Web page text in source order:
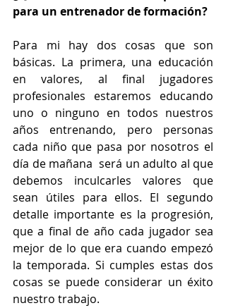
para un entrenador de formación?
Para mi hay dos cosas que son
básicas. La primera, una educación
en valores, al final jugadores
profesionales estaremos educando
uno o ninguno en todos nuestros
años entrenando, pero personas
cada niño que pasa por nosotros el
día de mañana  será un adulto al que
debemos inculcarles valores que
sean útiles para ellos. El segundo
detalle importante es la progresión,
que a final de año cada jugador sea
mejor de lo que era cuando empezó
la temporada. Si cumples estas dos
cosas se puede considerar un éxito
nuestro trabajo.